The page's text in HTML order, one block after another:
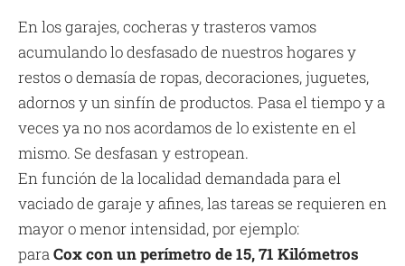
En los garajes, cocheras y trasteros vamos
acumulando lo desfasado de nuestros hogares y
restos o demasía de ropas, decoraciones, juguetes,
adornos y un sinfín de productos. Pasa el tiempo y a
veces ya no nos acordamos de lo existente en el
mismo. Se desfasan y estropean.
En función de la localidad demandada para el
vaciado de garaje y afines, las tareas se requieren en
mayor o menor intensidad, por ejemplo:
paraCox con un perímetro de 15, 71 Kilómetros